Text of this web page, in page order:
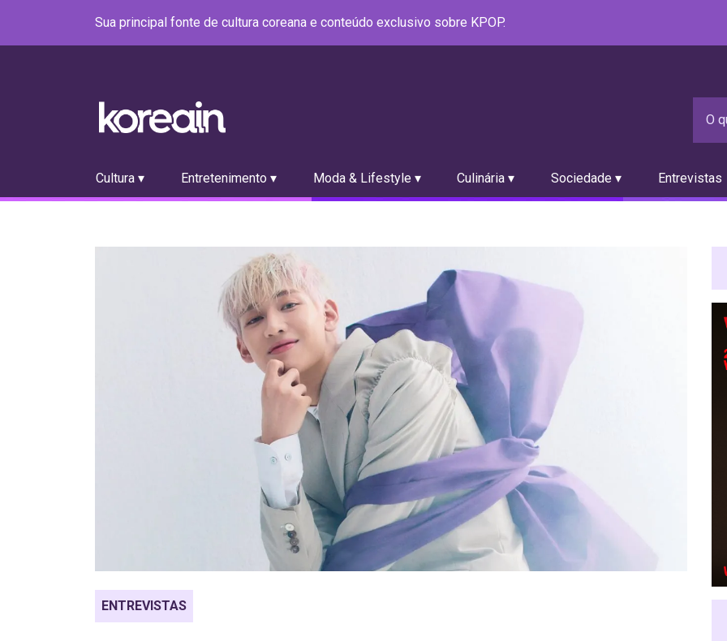
Sua principal fonte de cultura coreana e conteúdo exclusivo sobre KPOP.
Cultura ▾ Entretenimento ▾ Moda & Lifestyle ▾ Culinária ▾ Sociedade ▾ Entrevistas
ENTREVISTAS